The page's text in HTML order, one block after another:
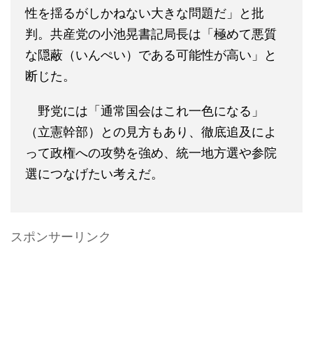
性を揺るがしかねない大きな問題だ」と批
判。共産党の小池晃書記局長は「極めて悪質
な隠蔽（いんぺい）である可能性が高い」と
断じた。
野党には「通常国会はこれ一色になる」
（立憲幹部）との見方もあり、徹底追及によ
って政権への攻勢を強め、統一地方選や参院
選につなげたい考えだ。
スポンサーリンク